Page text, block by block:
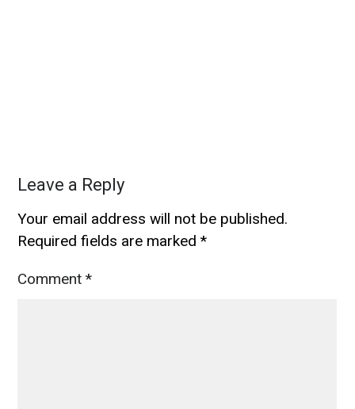
Leave a Reply
Your email address will not be published.
Required fields are marked*
Comment*